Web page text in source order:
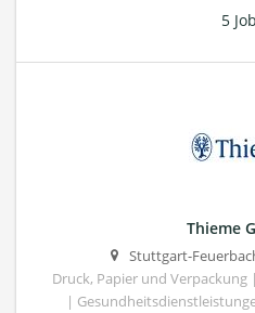
5
Thieme
Stuttgart-
Druck, Papier und
|